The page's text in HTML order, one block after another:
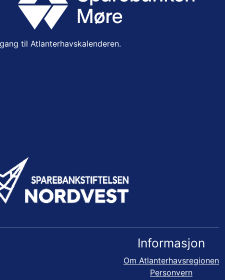
til Atlanterhavskalenderen.
Informasjon
Om Atlanterhavsregionen
Personvern